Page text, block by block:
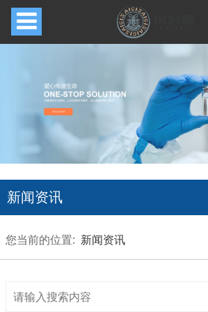
新闻资讯
您当前的位置: 新闻资讯